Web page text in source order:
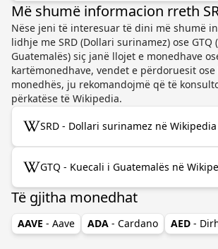
Më shumë informacion rreth
Nëse jeni të interesuar të dini më shumë
lidhje me SRD (Dollari surinamez) ose GTQ
Guatemalës) siç janë llojet e monedhave
kartëmonedhave, vendet e përdoruesit
monedhës, ju rekomandojmë që të
përkatëse të Wikipedia.
SRD - Dollari surinamez në Wikipedia
GTQ - Kuecali i Guatemalës në
Të gjitha monedhat
AAVE - Aave ADA - Cardano AED -